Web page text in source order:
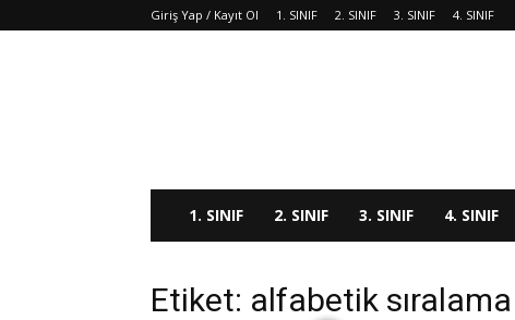
Giriş Yap / Kayıt Ol 1. SINIF 2. SINIF 3. SINIF 4. SINIF
1. SINIF 2. SINIF 3. SINIF 4. SINIF
Etiket: alfabetik sıralama